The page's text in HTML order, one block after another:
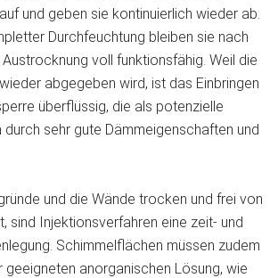
und geben sie kontinuierlich wieder ab.
Durchfeuchtung bleiben sie nach
voll funktionsfähig. Weil die
abgegeben wird, ist das Einbringen
überflüssig, die als potenzielle
sehr gute Dämmeigenschaften und
und die Wände trocken und frei von
sind Injektionsverfahren eine zeit- und
Schimmelflächen müssen zudem
anorganischen Lösung, wie